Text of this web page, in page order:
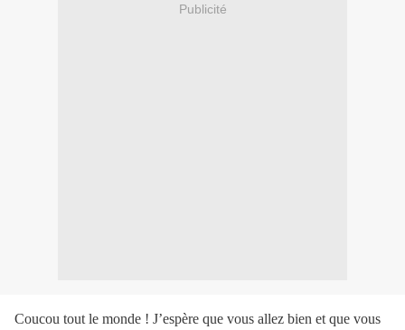
Publicité
Coucou tout le monde ! J’espère que vous allez bien et que vous